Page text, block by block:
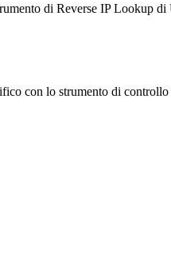
di Reverse IP Lookup
con lo strumento di